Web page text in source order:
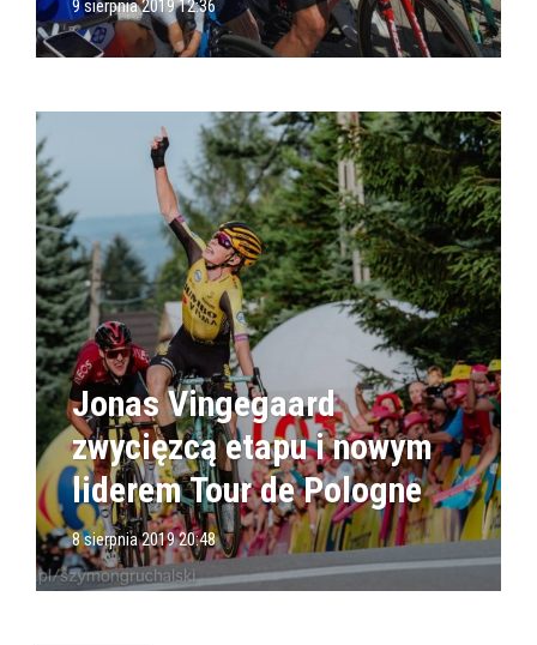
9 sierpnia 2019 12:36
Jonas Vingegaard
zwycięzcą etapu i nowym
liderem Tour de Pologne
8 sierpnia 2019 20:48